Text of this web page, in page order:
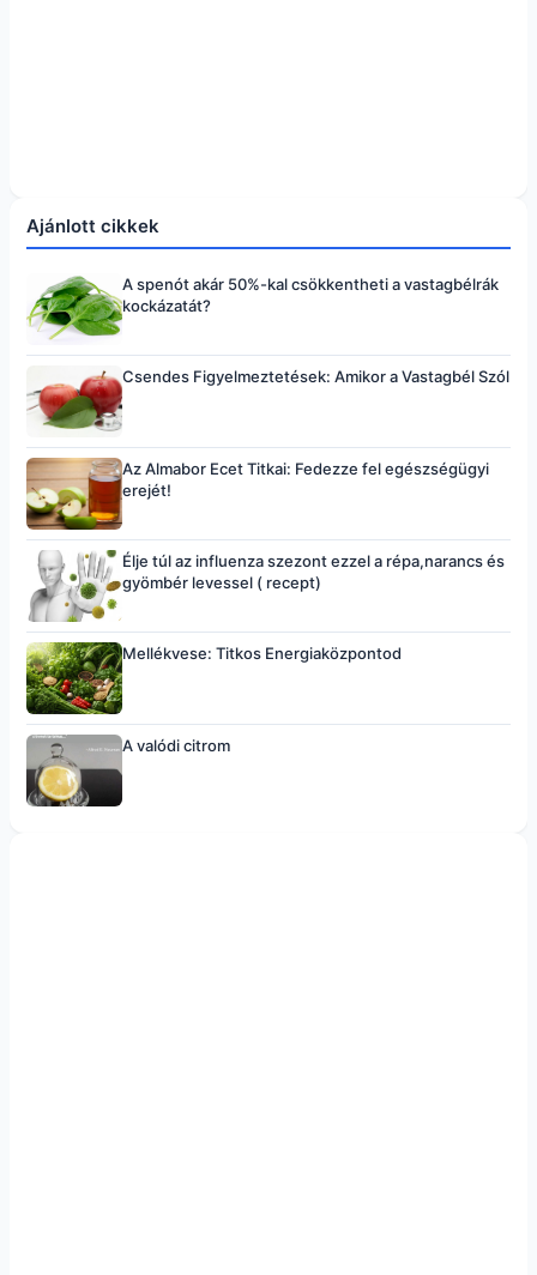
Ajánlott cikkek
A spenót akár 50%-kal csökkentheti a vastagbélrák
kockázatát?
Csendes Figyelmeztetések: Amikor a Vastagbél Szól
Az Almabor Ecet Titkai: Fedezze fel egészségügyi
erejét!
Élje túl az influenza szezont ezzel a répa,narancs és
gyömbér levessel ( recept)
Mellékvese: Titkos Energiaközpontod
A valódi citrom